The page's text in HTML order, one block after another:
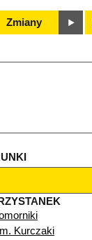
Zmiany
Kurczaki